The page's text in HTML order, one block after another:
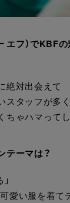
フ）でKBFの
絶対出会えて
スタッフが多
ちゃハマって
テーマは？
愛い服を着て